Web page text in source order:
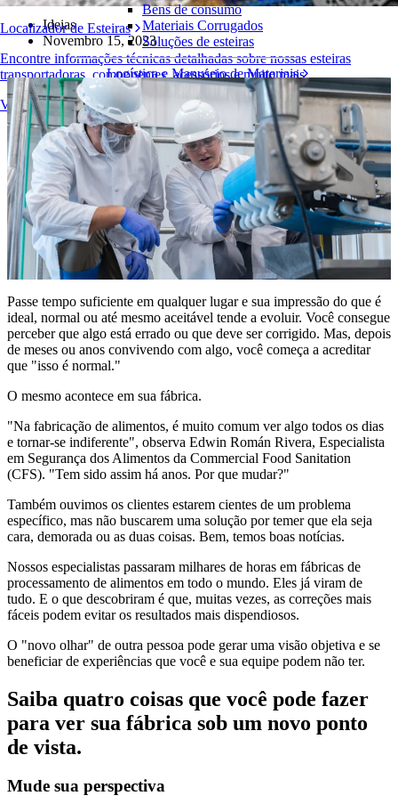
Localizador de Esteiras
Encontre informações técnicas detalhadas sobre nossas esteiras
transportadoras, componentes, acessórios e muito mais
Visão geral dos produtos
Bens de consumo
Materiais Corrugados
Soluções de esteiras
Logística e Manuseio de Materiais
E-commerce e distribuição
Correio e encomendas
Pneus e Automotivos
Pneus
Automotivo
Baterias de VE
Industrial
Visão geral das indústrias
Ideias
Novembro 15, 2023
Passe tempo suficiente em qualquer lugar e sua impressão do que é
ideal, normal ou até mesmo aceitável tende a evoluir. Você consegue
perceber que algo está errado ou que deve ser corrigido. Mas, depois
de meses ou anos convivendo com algo, você começa a acreditar
que "isso é normal."
O mesmo acontece em sua fábrica.
"Na fabricação de alimentos, é muito comum ver algo todos os dias
e tornar-se indiferente", observa Edwin Román Rivera, Especialista
em Segurança dos Alimentos da Commercial Food Sanitation
(CFS). "Tem sido assim há anos. Por que mudar?"
Também ouvimos os clientes estarem cientes de um problema
específico, mas não buscarem uma solução por temer que ela seja
cara, demorada ou as duas coisas. Bem, temos boas notícias.
Nossos especialistas passaram milhares de horas em fábricas de
processamento de alimentos em todo o mundo. Eles já viram de
tudo. E o que descobriram é que, muitas vezes, as correções mais
fáceis podem evitar os resultados mais dispendiosos.
O "novo olhar" de outra pessoa pode gerar uma visão objetiva e se
beneficiar de experiências que você e sua equipe podem não ter.
Saiba quatro coisas que você pode fazer
para ver sua fábrica sob um novo ponto
de vista.
Mude sua perspectiva